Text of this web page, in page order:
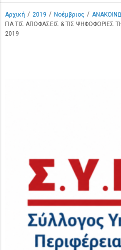
Αρχική / 2019 / Νοέμβριος /
ΓΙΑ ΤΙΣ ΑΠΟΦΑΣΕΙΣ & ΤΙΣ ΨΗΦΟΦΟΡΙΕΣ
2019